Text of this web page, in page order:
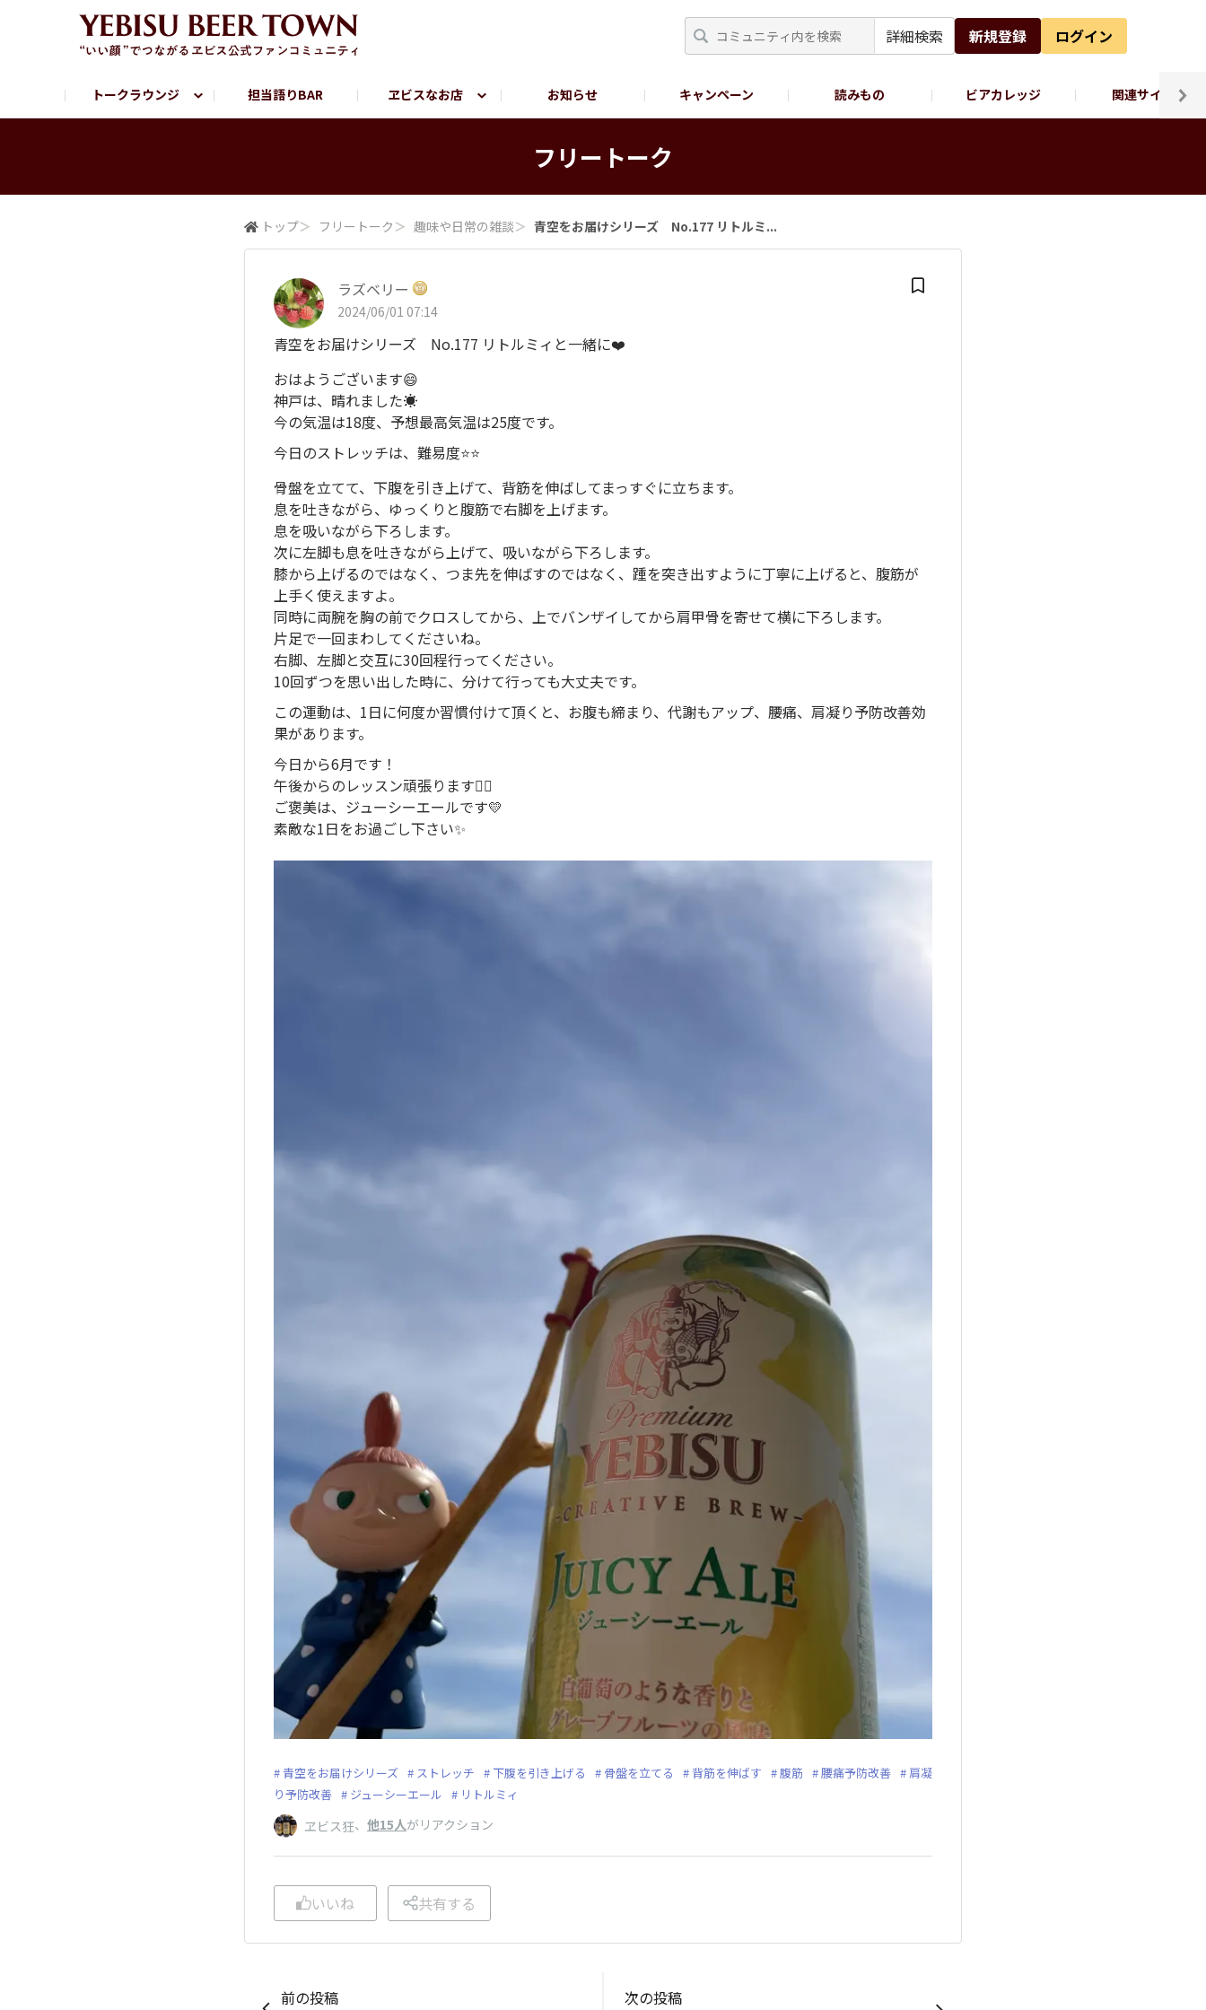
詳細検索 新規登録 ログイン
トークラウンジ 担当語りBAR ヱビスなお店 お知らせ キャンペーン 読みもの ビアカレッジ 関連サイト
サッポロビール公式Instagram
フリートーク
トップ＞ フリートーク ＞ 趣味や日常の雑談＞ 青空をお届けシリーズ No.177 リトルミ...
ラズベリー
2024/06/01 07:14
青空をお届けシリーズ No.177 リトルミィと一緒に❤️
おはようございます😄
神戸は、晴れました☀️
今の気温は18度、予想最高気温は25度です。
今日のストレッチは、難易度⭐️⭐️
骨盤を立てて、下腹を引き上げて、背筋を伸ばしてまっすぐに立ちます。
息を吐きながら、ゆっくりと腹筋で右脚を上げます。
息を吸いながら下ろします。
次に左脚も息を吐きながら上げて、吸いながら下ろします。
膝から上げるのではなく、つま先を伸ばすのではなく、踵を突き出すように丁寧に上げると、腹筋が
上手く使えますよ。
同時に両腕を胸の前でクロスしてから、上でバンザイしてから肩甲骨を寄せて横に下ろします。
片足で一回まわしてくださいね。
右脚、左脚と交互に30回程行ってください。
10回ずつを思い出した時に、分けて行っても大丈夫です。
この運動は、1日に何度か習慣付けて頂くと、お腹も締まり、代謝もアップ、腰痛、肩凝り予防改善効
果があります。
今日から6月です！
午後からのレッスン頑張ります🙋‍♀️
ご褒美は、ジューシーエールです💛
素敵な1日をお過ごし下さい✨
青空をお届けシリーズ ストレッチ 下腹を引き上げる 骨盤を立てる 背筋を伸ばす 腹筋 腰痛予防改善
肩凝
り予防改善
ジューシーエール リトルミィ
ヱビス狂、 他15人がリアクション
いいね 共有する
前の投稿
次の投稿